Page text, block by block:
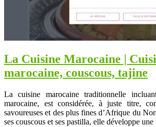
La Cuisine Marocaine |
marocaine, couscous, tajine
La cuisine marocaine traditionnelle
marocaine, est considérée, à juste titre,
savoureuses et des plus fines d’Afrique du
ses couscous et ses pastilla, elle développe